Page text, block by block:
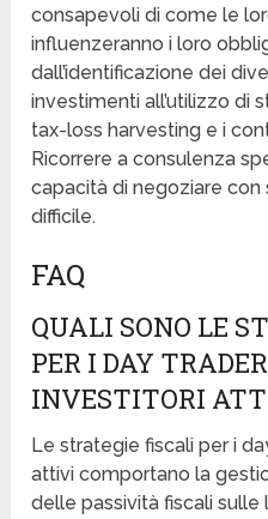
consapevoli di come le
influenzeranno i loro
dall’identificazione dei
investimenti all’utilizzo di
tax-loss harvesting e i
Ricorrere a consulenza
capacità di negoziare
difficile.
FAQ
QUALI SONO LE
PER I DAY
INVESTITORI
Le strategie fiscali per i
attivi comportano la
delle passività fiscali sulle